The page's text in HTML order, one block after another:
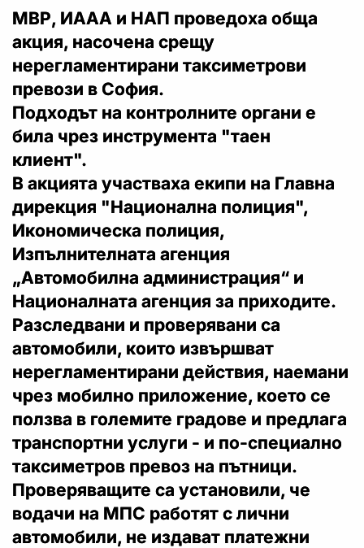
МВР, ИААА и НАП проведоха обща
акция, насочена срещу
нерегламентирани таксиметрови
превози в София.
Подходът на контролните органи е
била чрез инструмента "таен
клиент".
В акцията участваха екипи на Главна
дирекция "Национална полиция",
Икономическа полиция,
Изпълнителната агенция
„Автомобилна администрация“ и
Националната агенция за приходите.
Разследвани и проверявани са
автомобили, които извършват
нерегламентирани действия, наемани
чрез мобилно приложение, което се
ползва в големите градове и предлага
транспортни услуги - и по-специално
таксиметров превоз на пътници.
Проверяващите са установили, че
водачи на МПС работят с лични
автомобили, не издават платежни